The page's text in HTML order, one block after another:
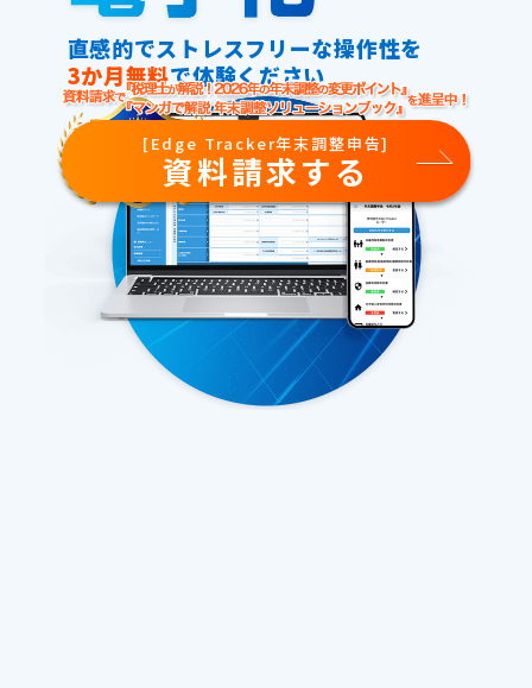
直感的でストレスフリーな操作性を
3か月無料で体験ください
[Edge Tracker年末調整申告]
資料請求する